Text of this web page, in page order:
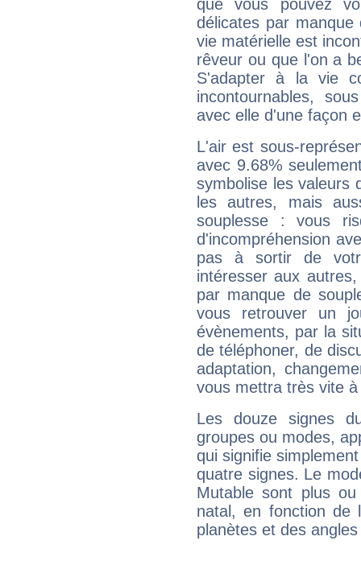
que vous pouvez
délicates par
vie matérielle est
rêveur ou que l'on a
S'adapter à la vie
incontournables,
avec elle d'une façon
L'air est sous-
avec 9.68%
symbolise les valeurs
les autres, mais
souplesse : vous
d'incompréhension
pas à sortir de
intéresser aux
par manque de
vous retrouver un
évènements, par la
de téléphoner, de
adaptation,
vous mettra très vite
Les douze signes
groupes ou modes,
qui signifie
quatre signes. Le
Mutable sont plus
natal, en fonction de
planètes et des